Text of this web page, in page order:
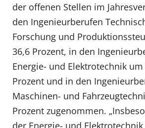
der offenen Stellen im
den Ingenieurberufen
Forschung und
36,6 Prozent, in den
Energie- und Elektrotechnik um
Prozent und in den
Maschinen- und
Prozent zugenommen.
der Energie- und